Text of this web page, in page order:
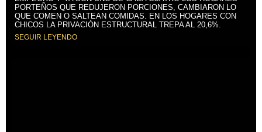
PORTEÑOS QUE REDUJERON PORCIONES, CAMBIARON LO
QUE COMEN O SALTEAN COMIDAS. EN LOS HOGARES CON
CHICOS LA PRIVACIÓN ESTRUCTURAL TREPA AL 20,6%.
SEGUIR LEYENDO